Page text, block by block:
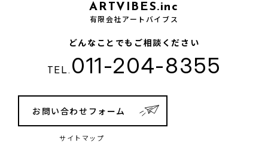
ARTVIBES.inc
有限会社アートバイブス
どんなことでもご相談ください
TEL. 011-204-8355
お問い合わせフォーム
サイトマップ